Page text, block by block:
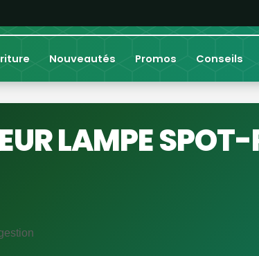
Nouveautés Promos Conseils
LAMPE SPOT-